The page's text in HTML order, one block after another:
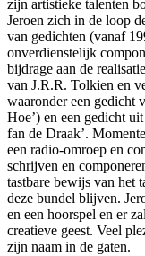
zijn artistieke talenten
Jeroen zich in de loop
van gedichten (vanaf
onverdienstelijk
bijdrage aan de
van J.R.R. Tolkien en
waaronder een gedicht
Hoe’) en een gedicht
fan de Draak’.
een radio-omroep en
schrijven en
tastbare bewijs van het
deze bundel blijven.
en een hoorspel en er
creatieve geest. Veel
zijn naam in de gaten.